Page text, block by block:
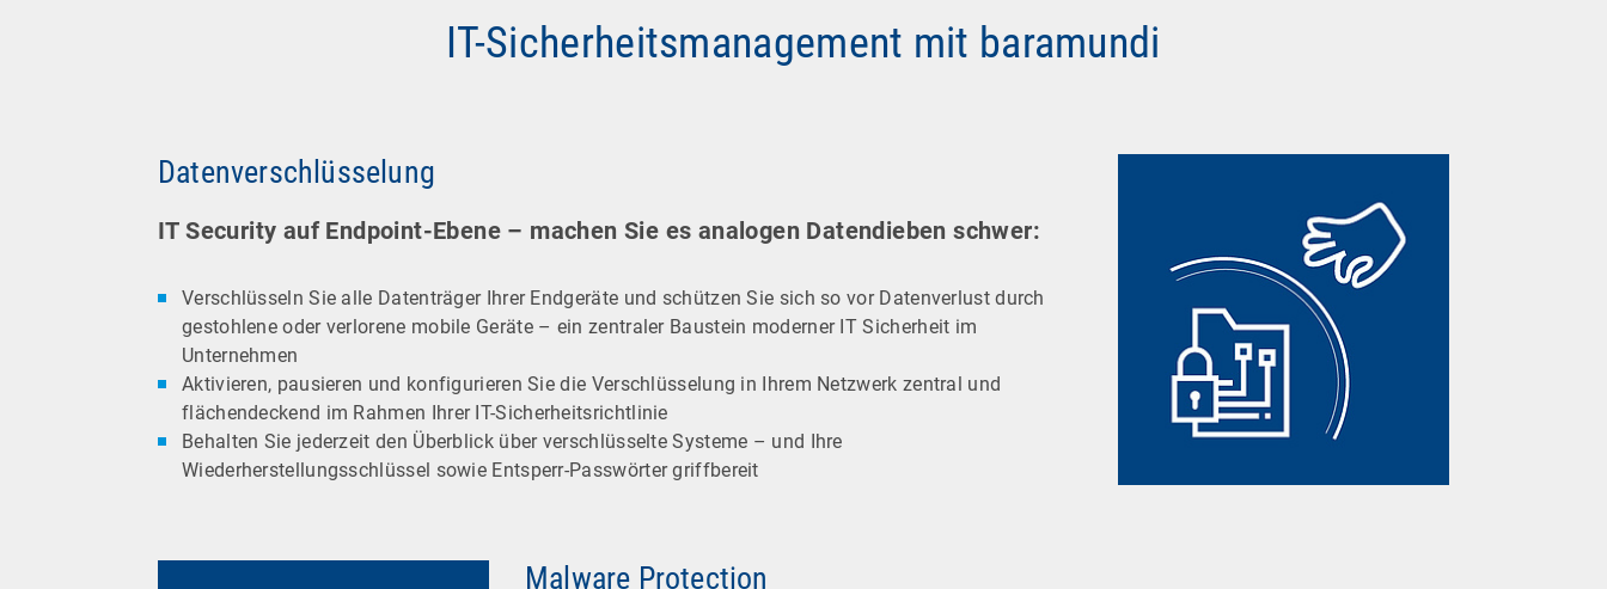
IT-Sicherheitsmanagement mit baramundi
Datenverschlüsselung
IT Security auf Endpoint-Ebene – machen Sie es analogen Datendieben schwer:
Verschlüsseln Sie alle Datenträger Ihrer Endgeräte und schützen Sie sich so vor Datenverlust durch
gestohlene oder verlorene mobile Geräte – ein zentraler Baustein moderner IT Sicherheit im
Unternehmen
Aktivieren, pausieren und konfigurieren Sie die Verschlüsselung in Ihrem Netzwerk zentral und
flächendeckend im Rahmen Ihrer IT-Sicherheitsrichtlinie
Behalten Sie jederzeit den Überblick über verschlüsselte Systeme – und Ihre
Wiederherstellungsschlüssel sowie Entsperr-Passwörter griffbereit
Malware Protection